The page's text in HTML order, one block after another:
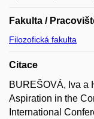
Fakulta /
Filozofická fakulta
Citace
BUREŠOVÁ, Iva a
Aspiration in the
International